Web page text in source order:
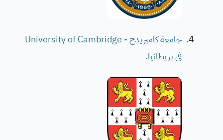
جامعة كامبريدج - University of Cambridge
في بريطانيا.